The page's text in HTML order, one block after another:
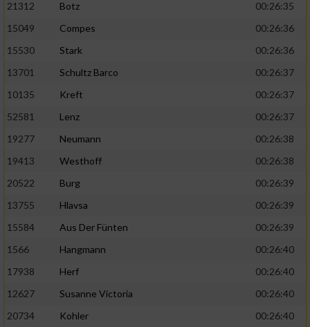
21312 Botz
00:26:35
15049
Compes
00:26:36
15530
Stark
00:26:36
13701
Schultz Barco
00:26:37
10135
Kreft
00:26:37
52581
Lenz
00:26:37
19277
Neumann
00:26:38
19413
Westhoff
00:26:38
20522
Burg
00:26:39
13755
Hlavsa
00:26:39
15584
Aus Der Fünten
00:26:39
1566
Hangmann
00:26:40
17938
Herf
00:26:40
12627
Susanne Victoria
00:26:40
20734
Kohler
00:26:40